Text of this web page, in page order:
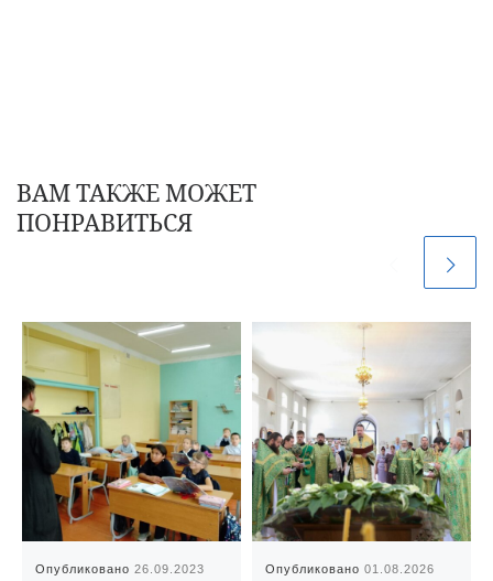
ВАМ ТАКЖЕ МОЖЕТ
ПОНРАВИТЬСЯ
Опубликовано26.09.2023 Опубликовано01.08.2026